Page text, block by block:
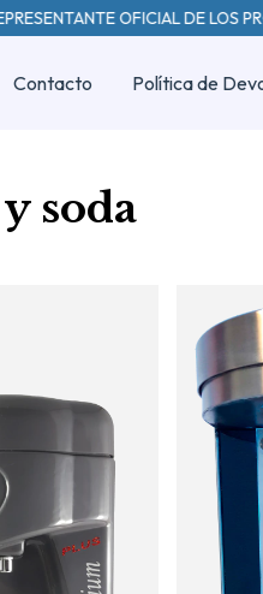
OFICIAL DE LOS
Contacto Política de
soda